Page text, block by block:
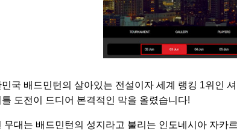
국 배드민턴의 살아있는 전설이자 세계 랭킹 1위인
틀 도전이 드디어 본격적인 막을 올렸습니다!
무대는 배드민턴의 성지라고 불리는 인도네시아 자카